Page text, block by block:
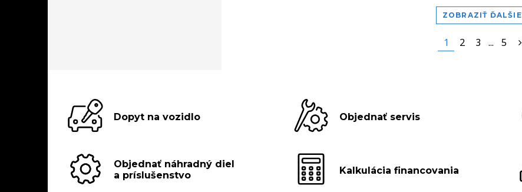
ZOBRAZIŤ ĎALŠIE
1 2 3 ... 5
Dopyt na vozidlo Objednať servis
Objednať náhradný diel
a príslušenstvo
Kalkulácia financovania